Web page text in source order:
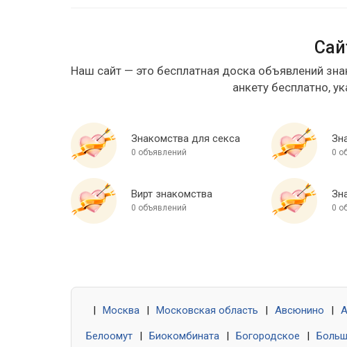
Наш сайт — это бесплатная доска объявлений
анкету бесплатно,
Знакомства для секса
0 объявлений 0
Вирт знакомства
0 объявлений 0
Москва Московская область Авсюнино
Белоомут Биокомбината Богородское